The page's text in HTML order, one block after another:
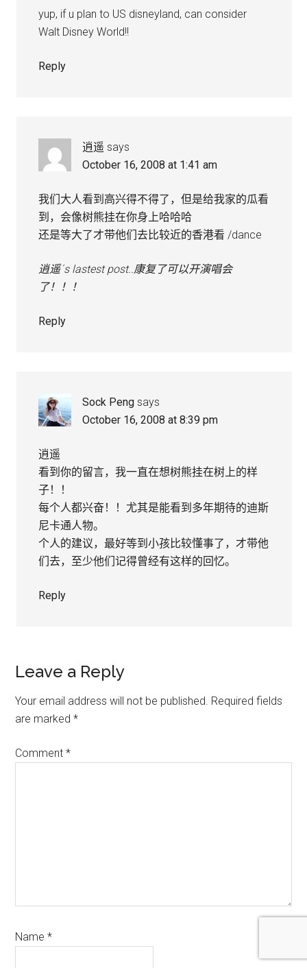
yup, if u plan to US disneyland, can consider
Walt Disney World!!
Reply
逍遥 says
October 16, 2008 at 1:41 am
我们大人看到高兴得不得了，但是给我家的瓜看
到，会像树熊挂在你身上哈哈哈
还是等大了才带他们去比较近的香港看 /dance
逍遥´s lastest post..康复了可以开演唱会
了！！！
Reply
Sock Peng says
October 16, 2008 at 8:39 pm
逍遥
看到你的留言，我一直在想树熊挂在树上的样
子！！
每个人都兴奋！！尤其是能看到多年期待的迪斯
尼卡通人物。
个人的建议，最好等到小孩比较懂事了，才带他
们去，至少他们记得曾经有这样的回忆。
Reply
Leave a Reply
Your email address will not be published. Required fields
are marked*
Comment*
Name*